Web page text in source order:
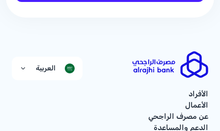
العربية
الأفراد
الأعمال
عن مصرف الراجحي
الدعم والمساعدة